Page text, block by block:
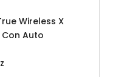
Wireless X
Auto